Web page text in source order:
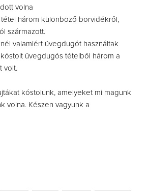
volna
három különböző borvidékről,
származott.
valamiért üvegdugót használtak
üvegdugós tételből három a
volt.
kóstolunk, amelyeket mi magunk
volna. Készen vagyunk a